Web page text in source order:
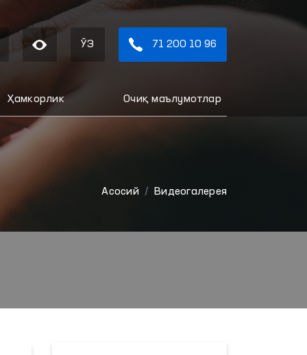
ЎЗ 71 200 10 96
Ҳамкорлик Очиқ маълумотлар
Aсосий Видеогалерея